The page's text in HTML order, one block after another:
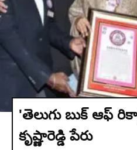
'తెలుగు బుక్ ఆఫ్
కృష్ణారెడ్డి పేరు